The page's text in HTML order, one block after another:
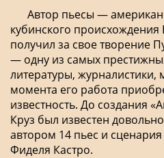
Автор пьесы —
кубинского происхождения
получил за свое творение
— одну из самых
литературы, журналистики,
момента его работа
известность. До создания
Круз был известен
автором 14 пьес и
Фиделя Кастро.